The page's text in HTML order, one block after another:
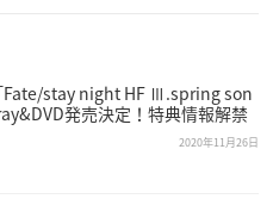
Fate/stay night HF Ⅲ.spring son
発売決定！特典情報解禁
2020年11月26日